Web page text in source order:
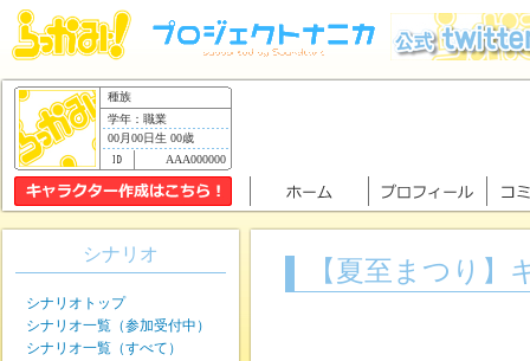
種族
学年：職業
00月00日生 00歳
AAA000000
【夏至まつり
シナリオ
シナリオトップ
シナリオ一覧（参加受付中）
シナリオ一覧（すべて）